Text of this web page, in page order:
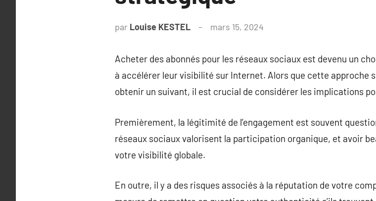
par Louise KESTEL mars 15, 2024
Acheter des abonnés pour les réseaux sociaux est devenu un
à accélérer leur visibilité sur Internet. Alors que cette approche
obtenir un suivant, il est crucial de considérer les implications
Premièrement, la légitimité de l’engagement est souvent
réseaux sociaux valorisent la participation organique, et avoir
votre visibilité globale.
En outre, il y a des risques associés à la réputation de votre